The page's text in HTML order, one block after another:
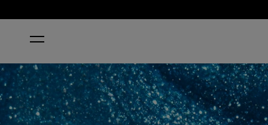
STARTSEITE DO YOU SEA WHAT I SEA?